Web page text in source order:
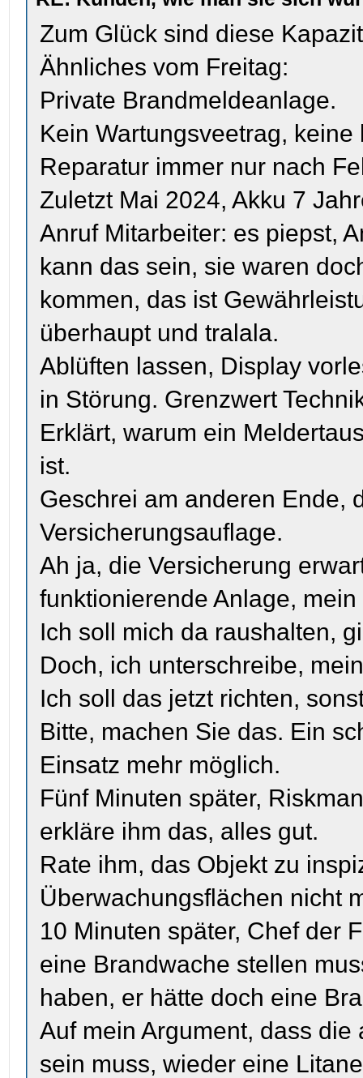
Zum Glück sind diese
Ähnliches vom Freitag:
Private Brandmeldeanlage.
Kein Wartungsveetrag,
Reparatur immer nur nach
Zuletzt Mai 2024, Akku 7
Anruf Mitarbeiter: es piepst,
kann das sein, sie waren
kommen, das ist
überhaupt und tralala.
Ablüften lassen, Display
in Störung. Grenzwert
Erklärt, warum ein
ist.
Geschrei am anderen Ende,
Versicherungsauflage.
Ah ja, die Versicherung
funktionierende Anlage,
Ich soll mich da raushalten,
Doch, ich unterschreibe,
Ich soll das jetzt richten,
Bitte, machen Sie das. Ein
Einsatz mehr möglich.
Fünf Minuten später,
erkläre ihm das, alles gut.
Rate ihm, das Objekt zu
Überwachungsflächen nicht
10 Minuten später, Chef der
eine Brandwache stellen
haben, er hätte doch eine
Auf mein Argument, dass
sein muss, wieder eine